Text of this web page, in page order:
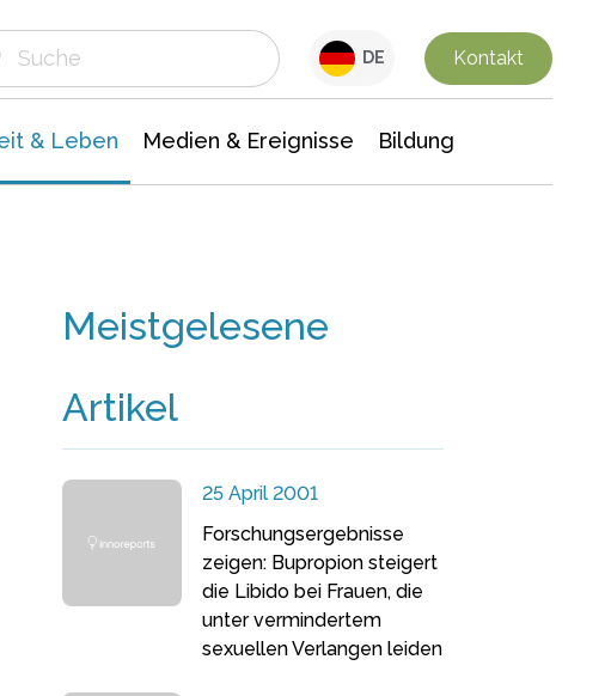
DE Kontakt
& Leben Medien & Ereignisse Bildung
Meistgelesene
Artikel
25 April 2001
Forschungsergebnisse
zeigen: Bupropion steigert
die Libido bei Frauen, die
unter vermindertem
sexuellen Verlangen leiden